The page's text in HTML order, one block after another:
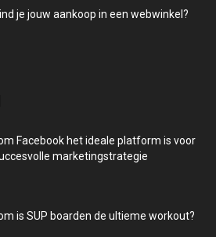
je jouw aankoop in een webwinkel?
Facebook het ideale platform is voor
marketingstrategie
is SUP boarden de ultieme workout?